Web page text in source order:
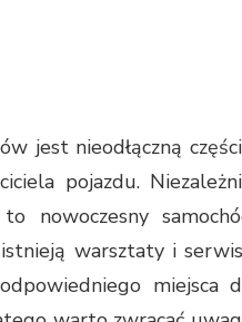
jest nieodłączną
pojazdu.
nowoczesny
warsztaty i
miejsca